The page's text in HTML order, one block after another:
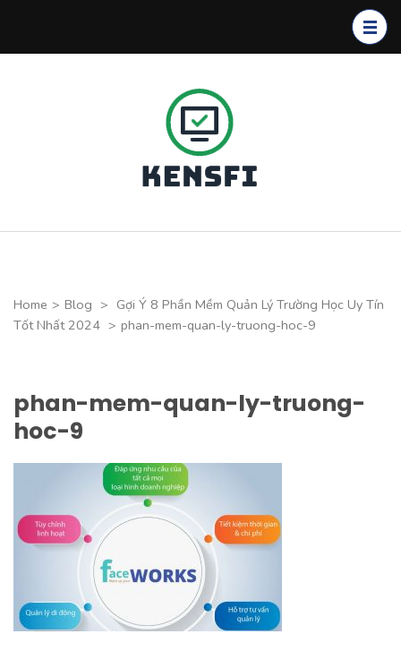
Home > Blog > Gợi Ý 8 Phần Mềm Quản Lý Trường Học Uy Tín
Tốt Nhất 2024 > phan-mem-quan-ly-truong-hoc-9
phan-mem-quan-ly-truong-
hoc-9